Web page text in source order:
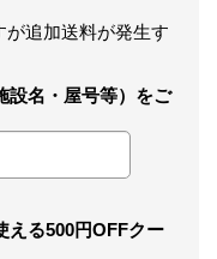
追加送料が発生す
設名・屋号等）をご
える500円OFFクー